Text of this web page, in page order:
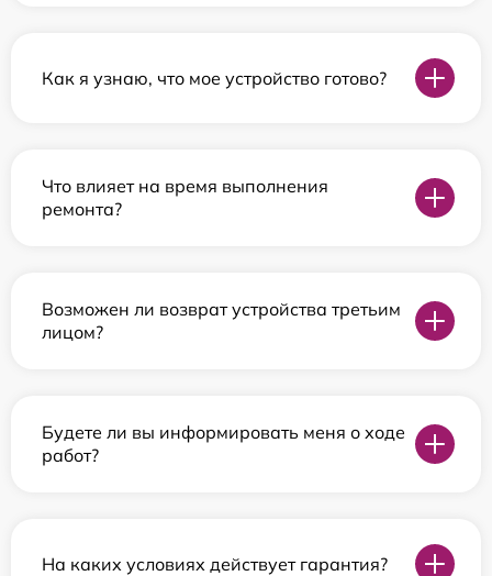
Как я узнаю, что мое устройство готово?
Что влияет на время выполнения
ремонта?
Возможен ли возврат устройства третьим
лицом?
Будете ли вы информировать меня о ходе
работ?
На каких условиях действует гарантия?